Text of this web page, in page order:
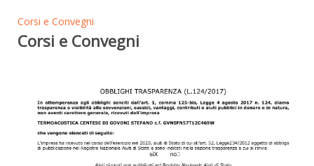
Corsi e Convegni
Corsi e Convegni